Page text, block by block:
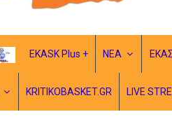
EKASK Plus + ΝΕΑ
KRITIKOBASKET.GR LIVE